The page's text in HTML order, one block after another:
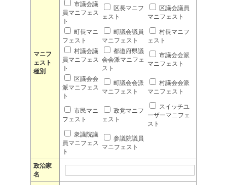
マニフ
ェスト
種別
市議会議
員マニフェス
ト
区長マニフ
ェスト
区議会議員
マニフェスト
町長マニ
フェスト
町議会議員
マニフェスト
村長マニフ
ェスト
村議会議
員マニフェス
ト
都道府県議
会会派マニフェ
スト
市議会会派
マニフェスト
区議会会
派マニフェス
ト
町議会会派
マニフェスト
村議会会派
マニフェスト
市民マニ
フェスト
政党マニフ
ェスト
スイッチユ
ーザーマニフェ
スト
衆議院議
員マニフェス
ト
参議院議員
マニフェスト
政治家
名